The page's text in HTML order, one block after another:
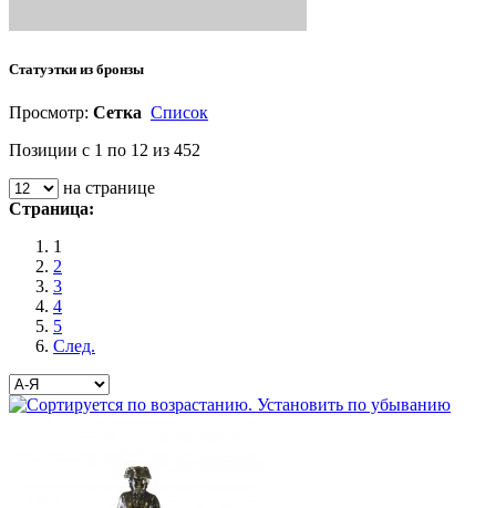
Статуэтки из бронзы
Просмотр: Сетка Список
Позиции с 1 по 12 из 452
на странице
Страница:
1
2
3
4
5
След.